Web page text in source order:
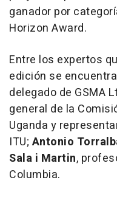
ganador por
Horizon Award.
Entre los expertos
edición se
delegado de GSMA
general de la
Uganda y
ITU; Antonio
Sala i Martin,
Columbia.